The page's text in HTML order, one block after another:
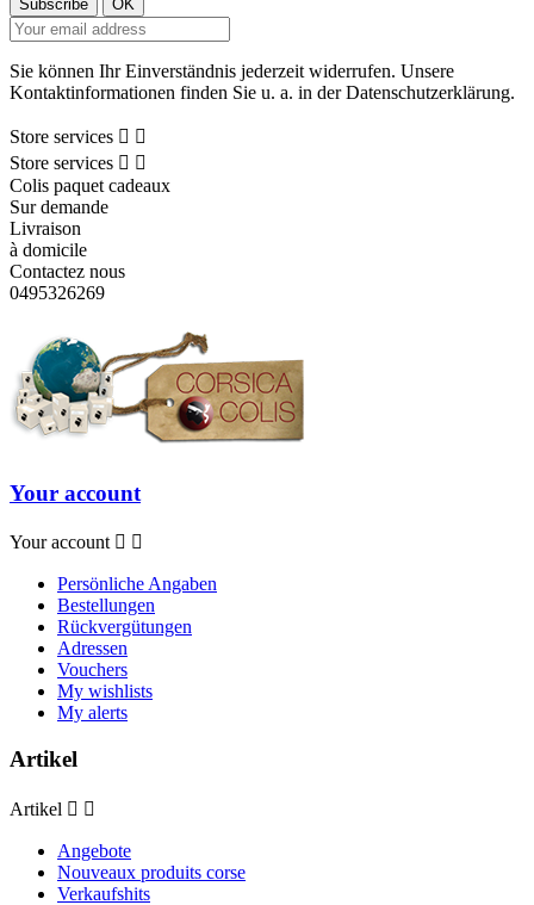
Sie können Ihr Einverständnis jederzeit widerrufen. Unsere
Kontaktinformationen finden Sie u. a. in der Datenschutzerklärung.
Store services  
Store services  
Colis paquet cadeaux
Sur demande
Livraison
à domicile
Contactez nous
0495326269
Your account
Your account  
Persönliche Angaben
Bestellungen
Rückvergütungen
Adressen
Vouchers
My wishlists
My alerts
Artikel
Artikel  
Angebote
Nouveaux produits corse
Verkaufshits